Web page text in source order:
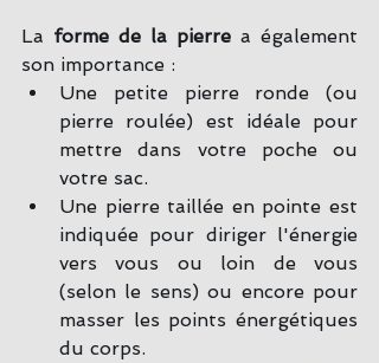
La forme de la pierre a également
son importance :
Une petite pierre ronde (ou
pierre roulée) est idéale pour
mettre dans votre poche ou
votre sac.
Une pierre taillée en pointe est
indiquée pour diriger l'énergie
vers vous ou loin de vous
(selon le sens) ou encore pour
masser les points énergétiques
du corps.